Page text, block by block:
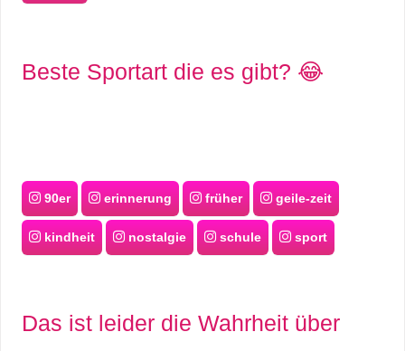
Beste Sportart die es gibt? 😂
90er erinnerung früher geile-zeit
kindheit nostalgie schule sport
Das ist leider die Wahrheit über